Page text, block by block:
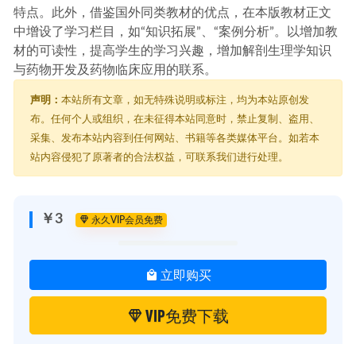
特点。此外，借鉴国外同类教材的优点，在本版教材正文
中增设了学习栏目，如“知识拓展”、“案例分析”。以增加教
材的可读性，提高学生的学习兴趣，增加解剖生理学知识
与药物开发及药物临床应用的联系。
声明： 本站所有文章，如无特殊说明或标注，均为本站原创发
布。任何个人或组织，在未征得本站同意时，禁止复制、盗用、
采集、发布本站内容到任何网站、书籍等各类媒体平台。如若本
站内容侵犯了原著者的合法权益，可联系我们进行处理。
￥3 永久VIP会员免费
立即购买
VIP免费下载